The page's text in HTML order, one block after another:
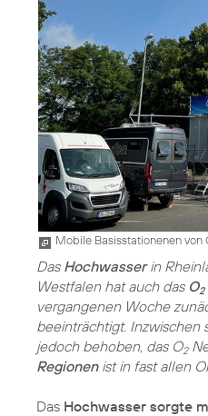
Mobile Basisstationenen von
Das Hochwasserin
Westfalen hat auch das O2
vergangenen Woche
beeinträchtigt. Inzwischen
jedoch behoben, das O2
Regionenist in fast allen
Das Hochwasser sorgte